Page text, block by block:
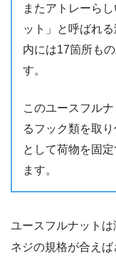
またアトレーら
ット」と呼ばれ
内には17箇所も
す。
このユースフル
るフック類を取
として荷物を固
ます。
ユースフルナット
ネジの規格が合え